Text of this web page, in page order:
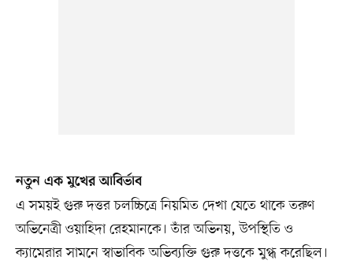
নতুন এক মুখের আবির্ভাব
এ সময়ই গুরু দত্তর চলচ্চিত্রে নিয়মিত দেখা যেতে থাকে তরুণ
অভিনেত্রী ওয়াহিদা রেহমানকে। তাঁর অভিনয়, উপস্থিতি ও
ক্যামেরার সামনে স্বাভাবিক অভিব্যক্তি গুরু দত্তকে মুগ্ধ করেছিল।